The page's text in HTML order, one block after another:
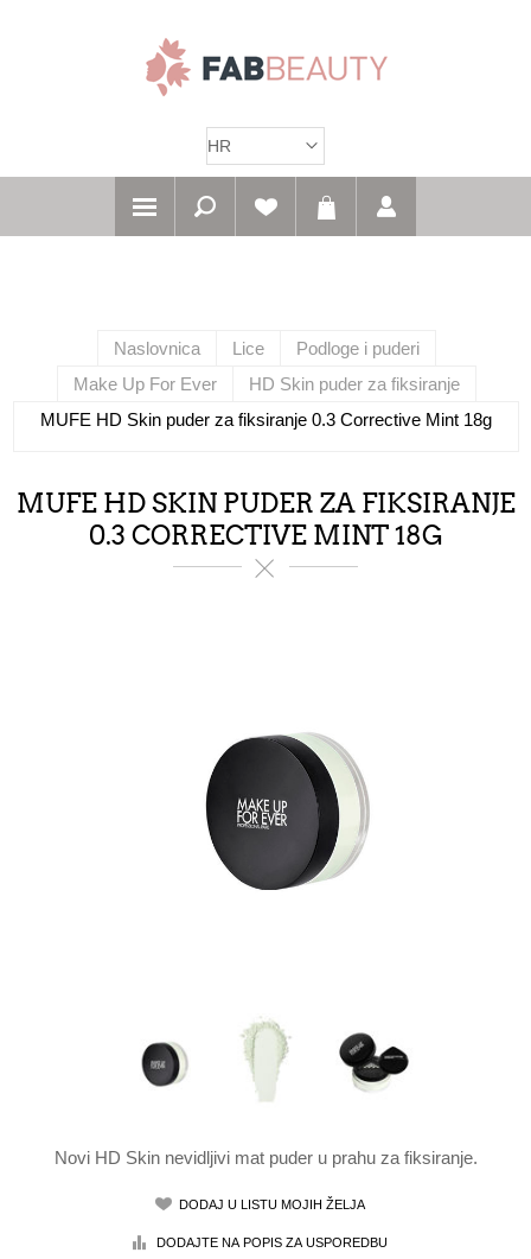
Naslovnica Lice
Podloge i puderi
Make Up For Ever
HD Skin puder za fiksiranje
MUFE HD Skin puder za fiksiranje 0.3 Corrective Mint 18g
MUFE HD SKIN PUDER ZA FIKSIRANJE
0.3 CORRECTIVE MINT 18G
Novi HD Skin nevidljivi mat puder u prahu za fiksiranje.